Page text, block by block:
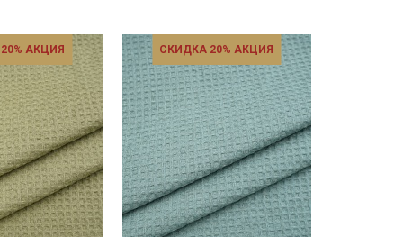
АКЦИЯ СКИДКА 20% АКЦИЯ